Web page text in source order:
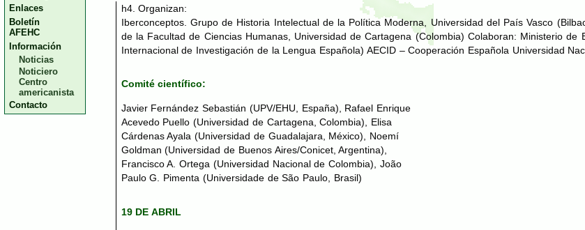
Enlaces
Boletín
AFEHC
Información
Noticias
Noticiero
Centro
americanista
Contacto
h4. Organizan:
Iberconceptos. Grupo de Historia Intelectual de la Política Moderna, Universidad del País Vasco
de la Facultad de Ciencias Humanas, Universidad de Cartagena (Colombia) Colaboran: Ministerio
Internacional de Investigación de la Lengua Española) AECID– Cooperación Española Universidad
Comité científico:
Javier Fernández Sebastián (UPV/EHU , España), Rafael Enrique
Acevedo Puello (Universidad de Cartagena, Colombia), Elisa
Cárdenas Ayala (Universidad de Guadalajara, México), Noemí
Goldman (Universidad de Buenos Aires/Conicet, Argentina),
Francisco A. Ortega (Universidad Nacional de Colombia), João
Paulo G. Pimenta (Universidade de São Paulo, Brasil)
19 DEABRIL